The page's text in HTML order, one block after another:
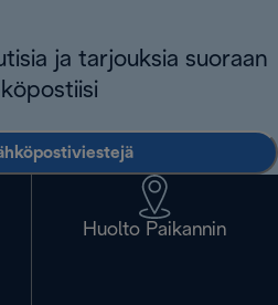
ja tarjouksia suoraan
Huolto Paikannin